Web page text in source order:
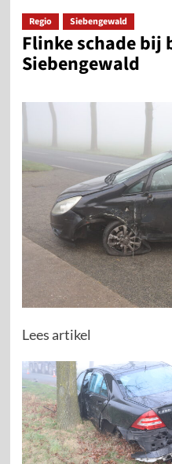
Regio Siebengewald
Flinke schade bij
Siebengewald
Lees artikel